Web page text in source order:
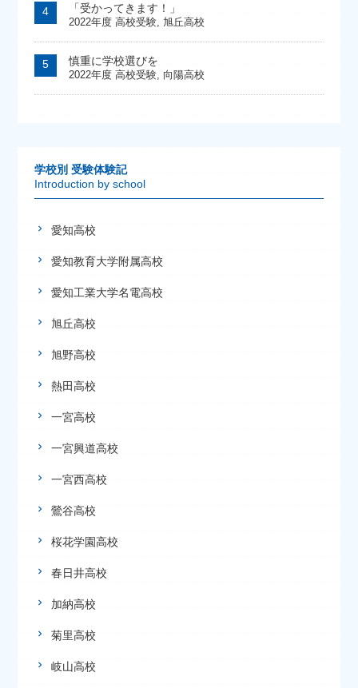
「受かってきます！」
2022年度 高校受験, 旭丘高校
慎重に学校選びを
2022年度 高校受験, 向陽高校
学校別 受験体験記
Introduction by school
愛知高校
愛知教育大学附属高校
愛知工業大学名電高校
旭丘高校
旭野高校
熱田高校
一宮高校
一宮興道高校
一宮西高校
鶯谷高校
桜花学園高校
春日井高校
加納高校
菊里高校
岐山高校